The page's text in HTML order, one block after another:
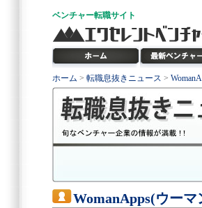
ベンチャー転職サイト
ホーム > 転職息抜きニュース >
WomanApps(ウーマ